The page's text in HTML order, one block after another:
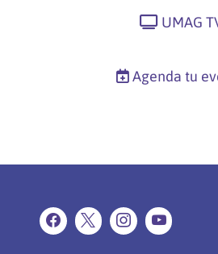
UMAG
Agenda tu